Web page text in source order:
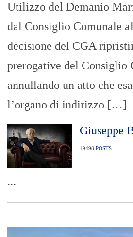
Utilizzo del Demanio
dal Consiglio Comunale
decisione del CGA
prerogative del Consiglio
annullando un atto che
l’organo di indirizzo […]
Giuseppe
19498 POSTS
...